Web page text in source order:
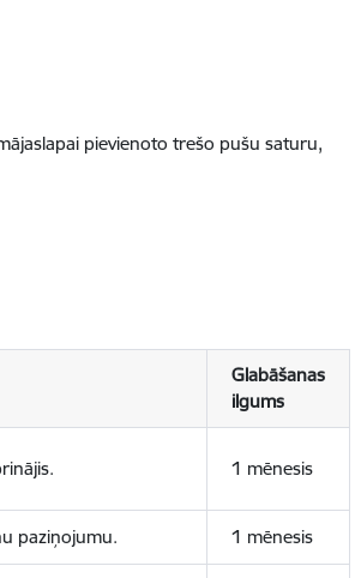
pievienoto trešo pušu saturu,
Glabāšanas
ilgums
1 mēnesis
paziņojumu. 1 mēnesis